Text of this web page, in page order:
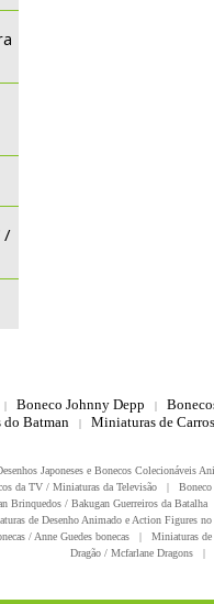
/
| Boneco Johnny Depp |
do Batman | Miniaturas de
Japoneses e Bonecos Colecionáveis
da TV / Miniaturas da Televisão |
Brinquedos / Bakugan Guerreiros da Batalha
de Desenho Animado e Action Figures
/ Anne Guedes bonecas |
Miniaturas
Dragão / Mcfarlane Dragons
|